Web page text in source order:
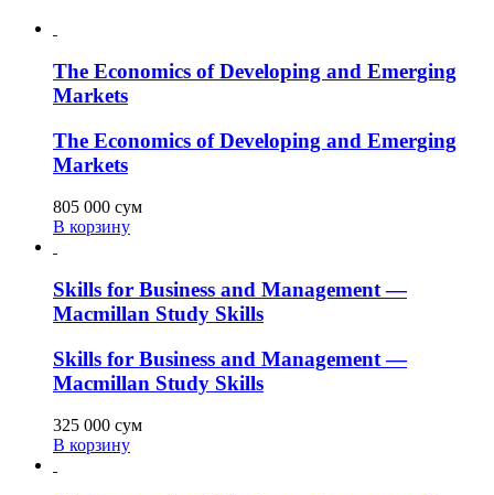
The Economics of Developing and Emerging
Markets
The Economics of Developing and Emerging
Markets
805 000 сум
В корзину
Skills for Business and Management —
Macmillan Study Skills
Skills for Business and Management —
Macmillan Study Skills
325 000 сум
В корзину